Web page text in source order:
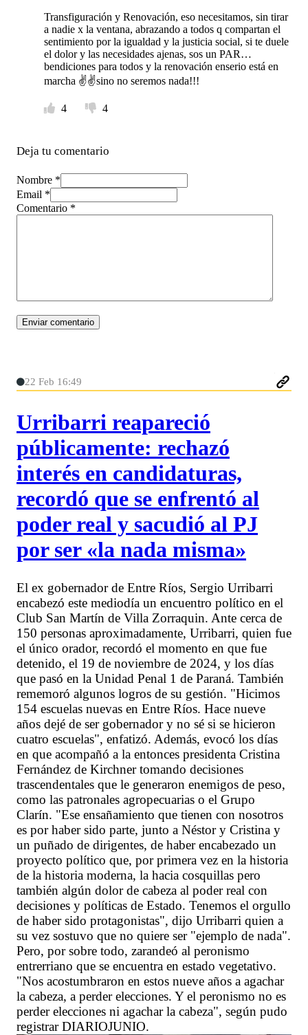
Transfiguración y Renovación, eso necesitamos, sin tirar
a nadie x la ventana, abrazando a todos q compartan el
sentimiento por la igualdad y la justicia social, si te duele
el dolor y las necesidades ajenas, sos un PAR…
bendiciones para todos y la renovación enserio está en
marcha ✌️✌️sino no seremos nada!!!
4 4
Deja tu comentario
Nombre *
Email *
Comentario *
22 Feb 16:49
Urribarri reapareció
públicamente: rechazó
interés en candidaturas,
recordó que se enfrentó al
poder real y sacudió al PJ
por ser «la nada misma»
El ex gobernador de Entre Ríos, Sergio Urribarri
encabezó este mediodía un encuentro político en el
Club San Martín de Villa Zorraquin. Ante cerca de
150 personas aproximadamente, Urribarri, quien fue
el único orador, recordó el momento en que fue
detenido, el 19 de noviembre de 2024, y los días
que pasó en la Unidad Penal 1 de Paraná. También
rememoró algunos logros de su gestión. "Hicimos
154 escuelas nuevas en Entre Ríos. Hace nueve
años dejé de ser gobernador y no sé si se hicieron
cuatro escuelas", enfatizó. Además, evocó los días
en que acompañó a la entonces presidenta Cristina
Fernández de Kirchner tomando decisiones
trascendentales que le generaron enemigos de peso,
como las patronales agropecuarias o el Grupo
Clarín. "Ese ensañamiento que tienen con nosotros
es por haber sido parte, junto a Néstor y Cristina y
un puñado de dirigentes, de haber encabezado un
proyecto político que, por primera vez en la historia
de la historia moderna, la hacia cosquillas pero
también algún dolor de cabeza al poder real con
decisiones y políticas de Estado. Tenemos el orgullo
de haber sido protagonistas", dijo Urribarri quien a
su vez sostuvo que no quiere ser "ejemplo de nada".
Pero, por sobre todo, zarandeó al peronismo
entrerriano que se encuentra en estado vegetativo.
"Nos acostumbraron en estos nueve años a agachar
la cabeza, a perder elecciones. Y el peronismo no es
perder elecciones ni agachar la cabeza", según pudo
registrar DIARIOJUNIO.